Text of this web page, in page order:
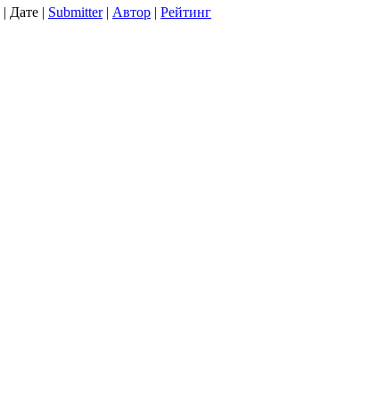
| Дате | Submitter| Автор | Рейтинг